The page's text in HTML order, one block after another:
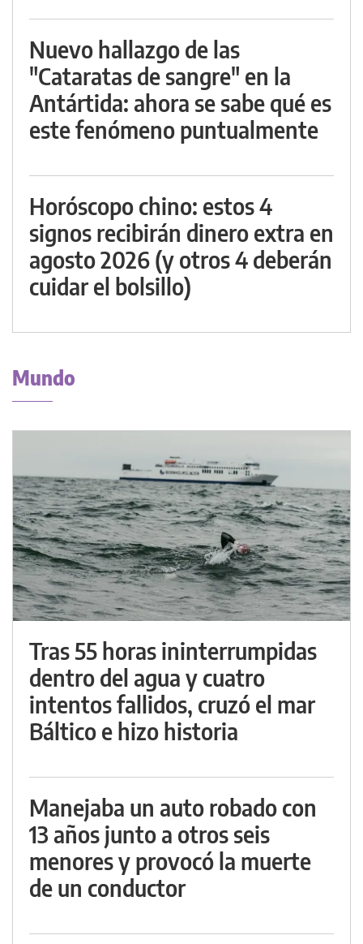
Nuevo hallazgo de las
"Cataratas de sangre" en la
Antártida: ahora se sabe qué es
este fenómeno puntualmente
Horóscopo chino: estos 4
signos recibirán dinero extra en
agosto 2026 (y otros 4 deberán
cuidar el bolsillo)
Mundo
Tras 55 horas ininterrumpidas
dentro del agua y cuatro
intentos fallidos, cruzó el mar
Báltico e hizo historia
Manejaba un auto robado con
13 años junto a otros seis
menores y provocó la muerte
de un conductor